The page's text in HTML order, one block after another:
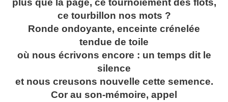
plus que la page, ce tournoiement des flots,
ce tourbillon nos mots ?
Ronde ondoyante, enceinte crénelée
tendue de toile
où nous écrivons encore : un temps dit le
silence
et nous creusons nouvelle cette semence.
Cor au son-mémoire, appel